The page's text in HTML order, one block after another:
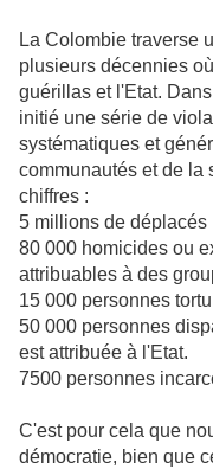
La Colombie traverse
plusieurs décennies
guérillas et l'Etat.
initié une série de
systématiques et
communautés et de la
chiffres :
5 millions de déplacés
80 000 homicides ou
attribuables à des
15 000 personnes
50 000 personnes
est attribuée à l'Etat.
7500 personnes
C'est pour cela que
démocratie, bien que